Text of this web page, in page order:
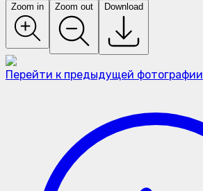
Zoom in Zoom out Download
Перейти к предыдущей фотографии